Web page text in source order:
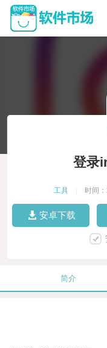
登录
工具 时间
安卓下载
简介